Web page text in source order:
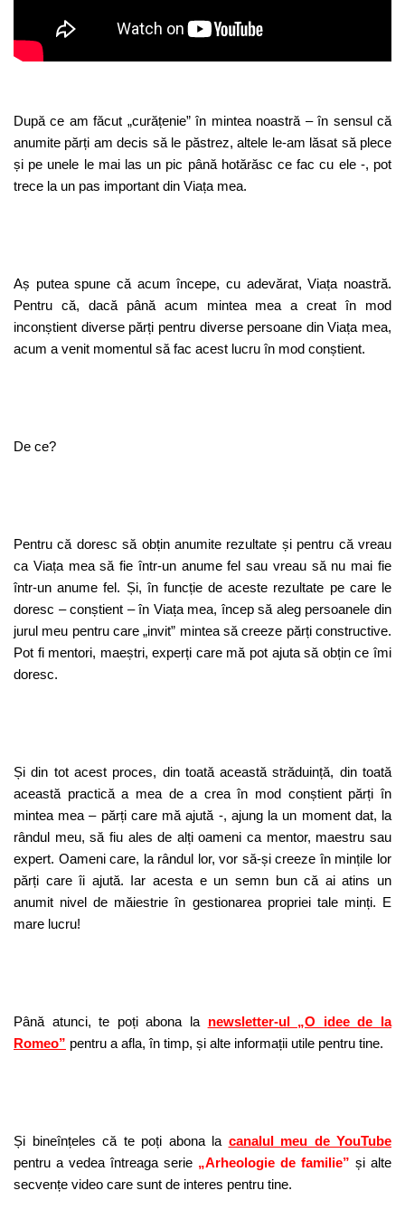
După ce am făcut „curățenie” în mintea noastră – în sensul că
anumite părți am decis să le păstrez, altele le-am lăsat să plece
și pe unele le mai las un pic până hotărăsc ce fac cu ele -, pot
trece la un pas important din Viața mea.
Aș putea spune că acum începe, cu adevărat, Viața noastră.
Pentru că, dacă până acum mintea mea a creat în mod
inconștient diverse părți pentru diverse persoane din Viața mea,
acum a venit momentul să fac acest lucru în mod conștient.
De ce?
Pentru că doresc să obțin anumite rezultate și pentru că vreau
ca Viața mea să fie într-un anume fel sau vreau să nu mai fie
într-un anume fel. Și, în funcție de aceste rezultate pe care le
doresc – conștient – în Viața mea, încep să aleg persoanele din
jurul meu pentru care „invit” mintea să creeze părți constructive.
Pot fi mentori, maeștri, experți care mă pot ajuta să obțin ce îmi
doresc.
Și din tot acest proces, din toată această străduință, din toată
această practică a mea de a crea în mod conștient părți în
mintea mea – părți care mă ajută -, ajung la un moment dat, la
rândul meu, să fiu ales de alți oameni ca mentor, maestru sau
expert. Oameni care, la rândul lor, vor să-și creeze în mințile lor
părți care îi ajută. Iar acesta e un semn bun că ai atins un
anumit nivel de măiestrie în gestionarea propriei tale minți. E
mare lucru!
Până atunci, te poți abona la newsletter-ul „O idee de la
Romeo” pentru a afla, în timp, și alte informații utile pentru tine.
Și bineînțeles că te poți abona la canalul meu de YouTube
pentru a vedea întreaga serie „Arheologie de familie” și alte
secvențe video care sunt de interes pentru tine.